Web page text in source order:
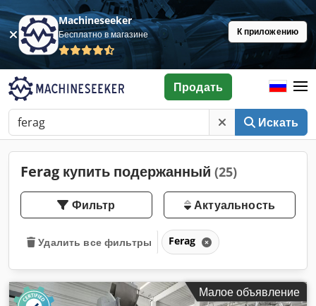
Machineseeker
Бесплатно в магазине К приложению
Искать
Продать
Ferag купить подержанный (25)
Фильтр Актуальность
Удалить все фильтры Ferag
Малое объявление